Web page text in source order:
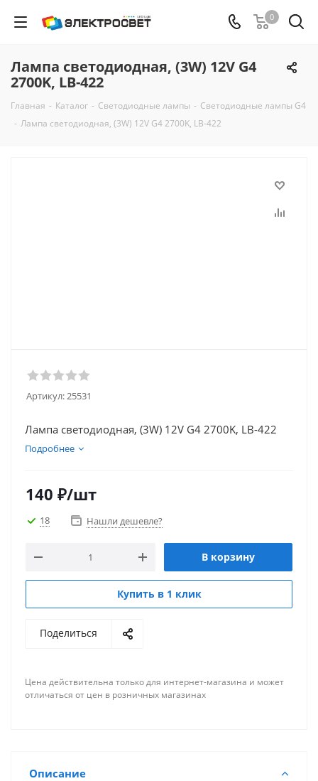
0
Лампа светодиодная, (3W) 12V G4
2700K, LB-422
Главная - Каталог - Светодиодные лампы - Светодиодные лампы G4
- Лампа светодиодная, (3W) 12V G4 2700K, LB-422
Артикул:25531
Лампа светодиодная, (3W) 12V G4 2700K, LB-422
Подробнее
140 ₽/шт
18 Нашли дешевле?
В корзину
Купить в 1 клик
Поделиться
Цена действительна только для интернет-магазина и может
отличаться от цен в розничных магазинах
Описание